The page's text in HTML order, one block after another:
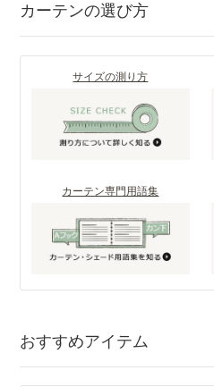
カーテンの選び方
サイズの測り方
カーテン専門用語集
おすすめアイテム